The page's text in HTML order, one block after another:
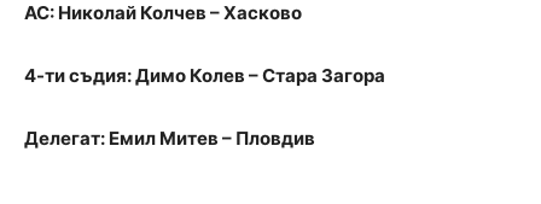
АС: Николай Колчев – Хасково
4-ти съдия: Димо Колев – Стара Загора
Делегат: Емил Митев – Пловдив